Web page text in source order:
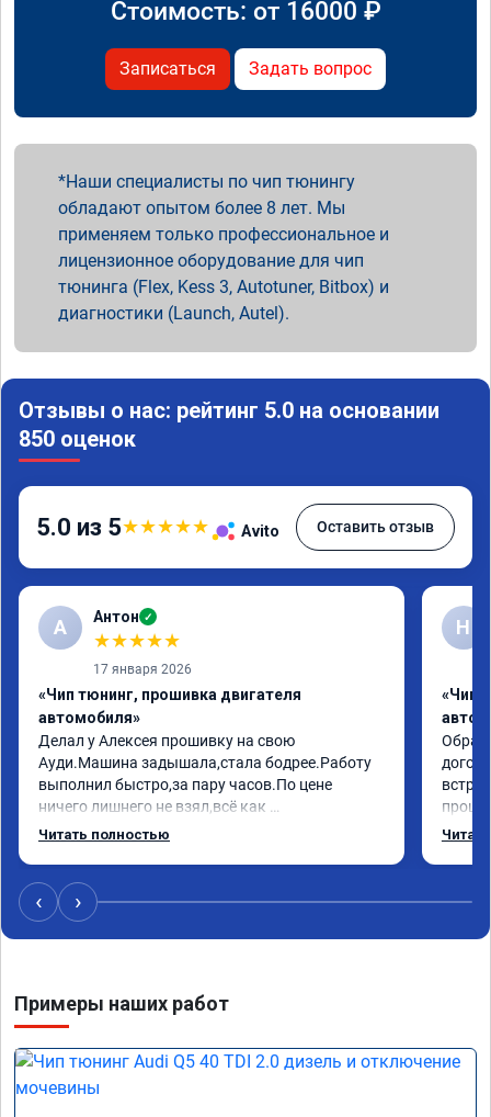
Стоимость: от 16000 ₽
Записаться Задать вопрос
Наши специалисты по чип тюнингу
обладают опытом более 8 лет. Мы
применяем только профессиональное и
лицензионное оборудование для чип
тюнинга (Flex, Kess 3, Autotuner, Bitbox) и
диагностики (Launch, Autel).
Отзывы о нас: рейтинг 5.0 на основании
850 оценок
5.0 из 5★★★★★ Avito Оставить отзыв
А Антон ✓
★★★★★
17 января 2026
«Чип тюнинг, прошивка двигателя
автомобиля»
Делал у Алексея прошивку на свою
Ауди.Машина задышала,стала бодрее.Работу
выполнил быстро,за пару часов.По цене
ничего лишнего не взял,всё как
договаривались заранее.После работы
поломки авто.Однозначно рекомендую
Алексея как грамотного специалиста!
Читать полностью
Н
«Чип
Арман
‹ ›
Примеры наших работ